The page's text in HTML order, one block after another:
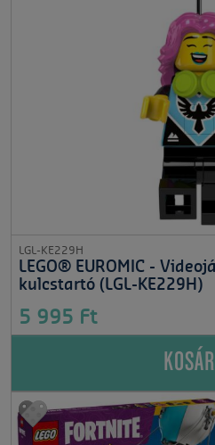
LGL-KE229H
LEGO® EUROMIC -
kulcstartó (LGL-KE229H)
5 995 Ft